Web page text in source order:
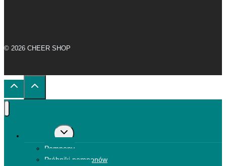
© 2026 CHEER SHOP
Przełącz
menu
Pompony
Próbniki pomponów